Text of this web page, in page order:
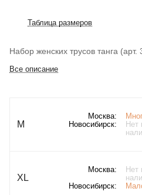
Таблица размеров
Набор женских трусов танга (арт.
Все описание
M
Москва:
Новосибирск:
Нет
XL
Москва:
Нет
Новосибирск: